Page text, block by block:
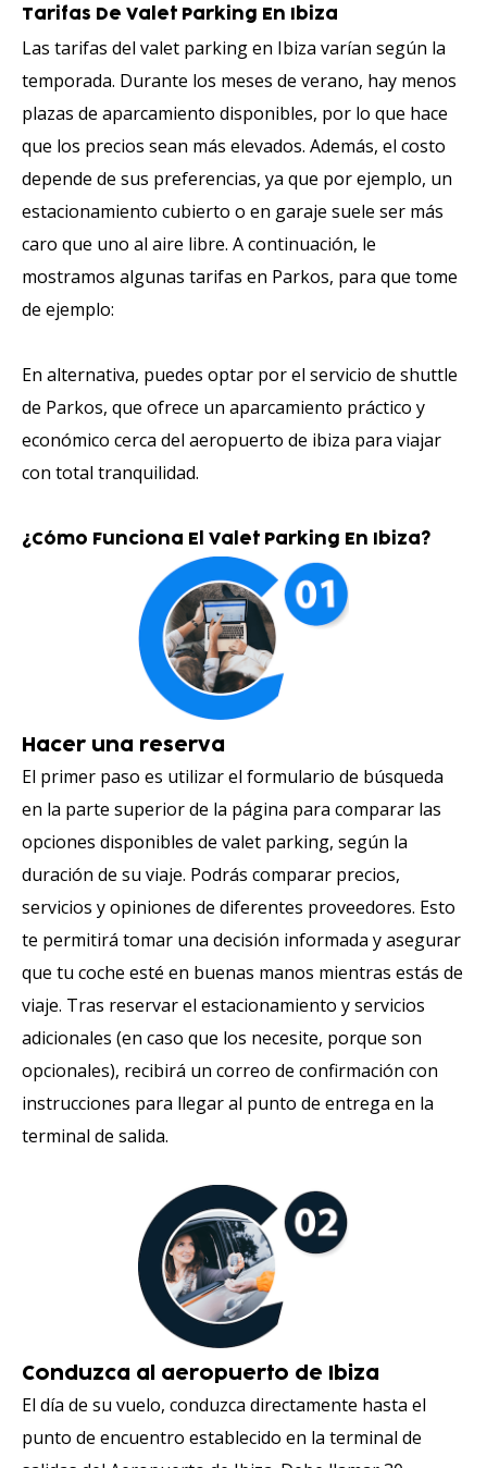
Tarifas De Valet Parking En Ibiza
Las tarifas del valet parking en Ibiza varían según la
temporada. Durante los meses de verano, hay menos
plazas de aparcamiento disponibles, por lo que hace
que los precios sean más elevados. Además, el costo
depende de sus preferencias, ya que por ejemplo, un
estacionamiento cubierto o en garaje suele ser más
caro que uno al aire libre. A continuación, le
mostramos algunas tarifas en Parkos, para que tome
de ejemplo:
En alternativa, puedes optar por el servicio de shuttle
de Parkos, que ofrece un aparcamiento práctico y
económico cerca del aeropuerto de ibiza para viajar
con total tranquilidad.
¿Cómo Funciona El Valet Parking En Ibiza?
Hacer una reserva
El primer paso es utilizar el formulario de búsqueda
en la parte superior de la página para comparar las
opciones disponibles de valet parking, según la
duración de su viaje. Podrás comparar precios,
servicios y opiniones de diferentes proveedores. Esto
te permitirá tomar una decisión informada y asegurar
que tu coche esté en buenas manos mientras estás de
viaje. Tras reservar el estacionamiento y servicios
adicionales (en caso que los necesite, porque son
opcionales), recibirá un correo de confirmación con
instrucciones para llegar al punto de entrega en la
terminal de salida.
Conduzca al aeropuerto de Ibiza
El día de su vuelo, conduzca directamente hasta el
punto de encuentro establecido en la terminal de